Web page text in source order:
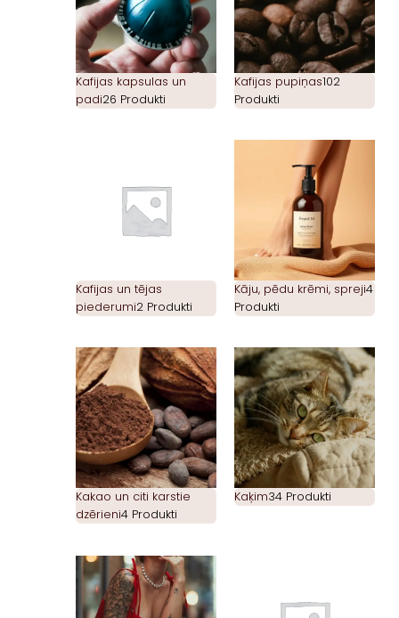
Kafijas kapsulas un
padi26 Produkti
Kafijas pupiņas102
Produkti
Kafijas un tējas
piederumi2 Produkti
Kāju, pēdu krēmi, spreji4
Produkti
Kakao un citi karstie
dzērieni4 Produkti
Kaķim34 Produkti